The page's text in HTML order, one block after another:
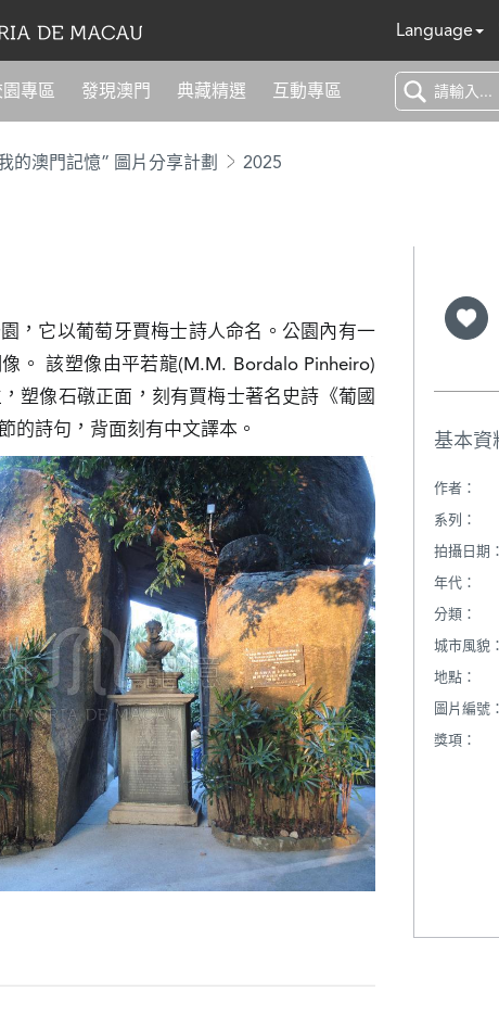
Language
專區 發現澳門 典藏精選 互動專區
的澳門記憶” 圖片分享計劃 2025
，它以葡萄牙賈梅士詩人命名。公園內有一
。 該塑像由平若龍(M.M. Bordalo Pinheiro)
塑像石礅正面，刻有賈梅士著名史詩《葡國
的詩句，背面刻有中文譯本。
基本資
作者：
系列：
拍攝日期：
年代：
分類：
城市風貌：
地點：
圖片編號：
獎項：